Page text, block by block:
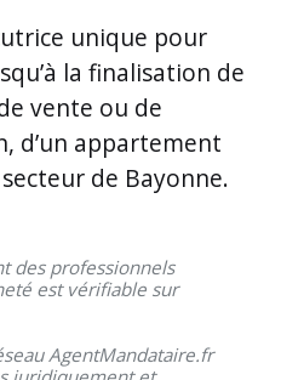
unique pour
la finalisation de
vente ou de
d’un appartement
de Bayonne.
des professionnels
est vérifiable sur
AgentMandataire.fr